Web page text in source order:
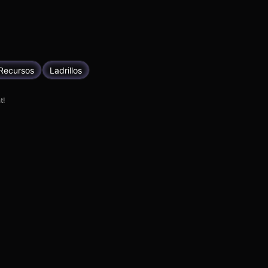
Ladrillos